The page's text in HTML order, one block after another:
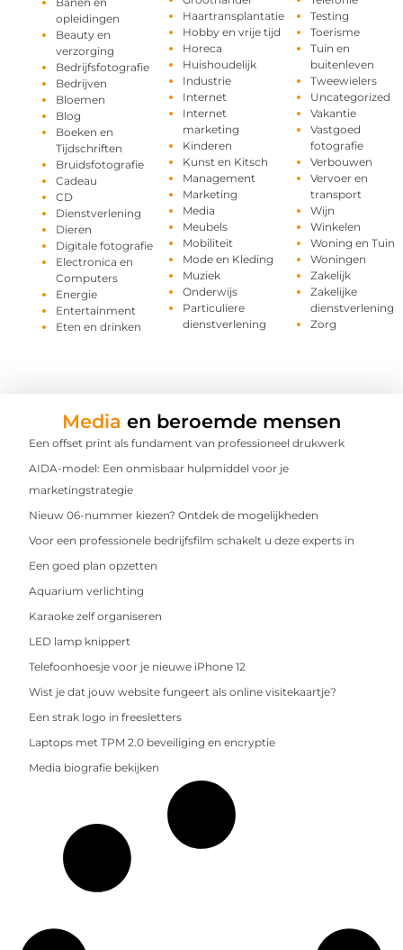
opleidingen
Beauty en
verzorging
Bedrijfsfotografie
Bedrijven
Bloemen
Blog
Boeken en
Tijdschriften
Bruidsfotografie
Cadeau
CD
Dienstverlening
Dieren
Digitale fotografie
Electronica en
Computers
Energie
Entertainment
Eten en drinken
Haartransplantatie
Hobby en vrije tijd
Horeca
Huishoudelijk
Industrie
Internet
Internet
marketing
Kinderen
Kunst en Kitsch
Management
Marketing
Media
Meubels
Mobiliteit
Mode en Kleding
Muziek
Onderwijs
Particuliere
dienstverlening
Testing
Toerisme
Tuin en
buitenleven
Tweewielers
Uncategorized
Vakantie
Vastgoed
fotografie
Verbouwen
Vervoer en
transport
Wijn
Winkelen
Woning en Tuin
Woningen
Zakelijk
Zakelijke
dienstverlening
Zorg
Media en beroemde mensen
Een offset print als fundament van professioneel drukwerk
AIDA-model: Een onmisbaar hulpmiddel voor je
marketingstrategie
Nieuw 06-nummer kiezen? Ontdek de mogelijkheden
Voor een professionele bedrijfsfilm schakelt u deze experts in
Een goed plan opzetten
Aquarium verlichting
Karaoke zelf organiseren
LED lamp knippert
Telefoonhoesje voor je nieuwe iPhone 12
Wist je dat jouw website fungeert als online visitekaartje?
Een strak logo in freesletters
Laptops met TPM 2.0 beveiliging en encryptie
Media biografie bekijken